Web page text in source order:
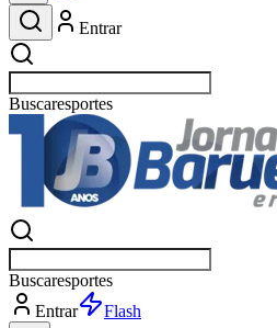
Entrar
Buscarpolítica
Buscarpolítica
Entrar
Explorar